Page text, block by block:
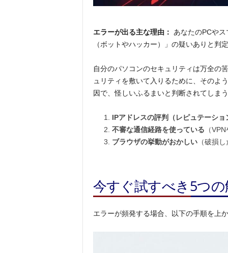
エラーが出る主な理由：
あなたのPCや
（ボットやハッカー）」の疑いありと判
自分のパソコンのセキュリティは万全の
ュリティを敷いて入りるために、そのよ
因で、怪しいふるまいと判断されてしま
IPアドレスの評判（レピュテーショ
不審な通信経路を使っている （
ブラウザの挙動がおかしい（破損し
今すぐ試すべき5つ
エラーが頻発する場合、以下の手順を上